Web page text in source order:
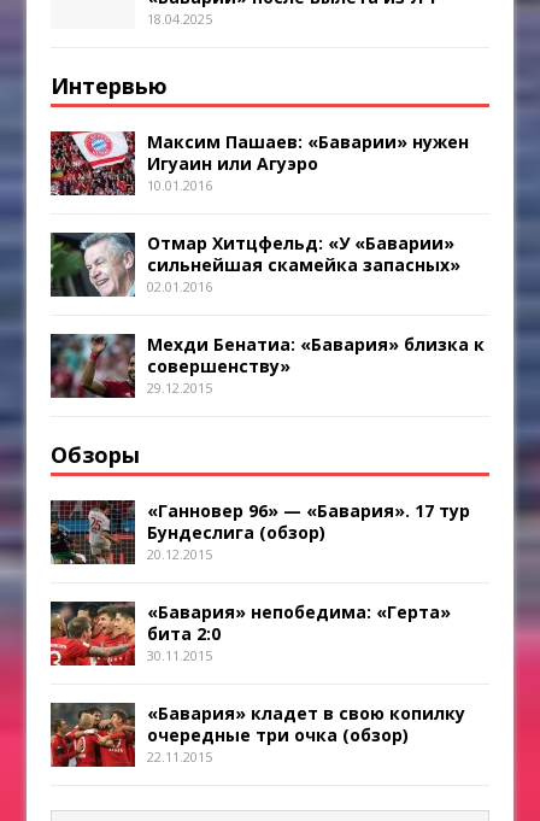
18.04.2025
Интервью
Максим Пашаев: «Баварии» нужен
Игуаин или Агуэро
10.01.2016
Отмар Хитцфельд: «У «Баварии»
сильнейшая скамейка запасных»
02.01.2016
Мехди Бенатиа: «Бавария» близка к
совершенству»
29.12.2015
Обзоры
«Ганновер 96» — «Бавария». 17 тур
Бундеслига (обзор)
20.12.2015
«Бавария» непобедима: «Герта»
бита 2:0
30.11.2015
«Бавария» кладет в свою копилку
очередные три очка (обзор)
22.11.2015